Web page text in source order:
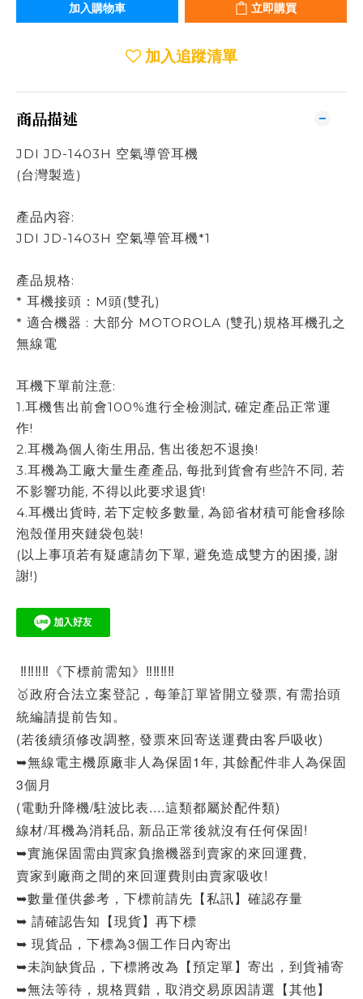
加入購物車 立即購買
加入追蹤清單
商品描述
JDI JD-1403H 空氣導管耳機
(台灣製造)
產品內容:
JDI JD-1403H 空氣導管耳機*1
產品規格:
* 耳機接頭：M頭(雙孔)
* 適合機器 : 大部分 MOTOROLA (雙孔)規格耳機孔之
無線電
耳機下單前注意:
1.耳機售出前會100%進行全檢測試, 確定產品正常運
作!
2.耳機為個人衛生用品, 售出後恕不退換!
3.耳機為工廠大量生產產品, 每批到貨會有些許不同, 若
不影響功能, 不得以此要求退貨!
4.耳機出貨時, 若下定較多數量, 為節省材積可能會移除
泡殼僅用夾鏈袋包裝!
(以上事項若有疑慮請勿下單, 避免造成雙方的困擾, 謝
謝!)
‼‼‼‼《下標前需知》‼‼‼‼
🥇政府合法立案登記，每筆訂單皆開立發票, 有需抬頭
統編請提前告知。
(若後續須修改調整, 發票來回寄送運費由客戶吸收)
➥無線電主機原廠非人為保固1年, 其餘配件非人為保固
3個月
(電動升降機/駐波比表....這類都屬於配件類)
線材/耳機為消耗品, 新品正常後就沒有任何保固!
➥實施保固需由買家負擔機器到賣家的來回運費,
賣家到廠商之間的來回運費則由賣家吸收!
➥數量僅供參考，下標前請先【私訊】確認存量
➥ 請確認告知【現貨】再下標
➥ 現貨品，下標為3個工作日內寄出
➥未詢缺貨品，下標將改為【預定單】寄出，到貨補寄
➥無法等待，規格買錯，取消交易原因請選【其他】